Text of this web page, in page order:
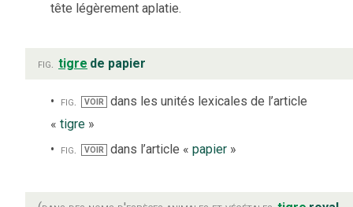
tête légèrement aplatie.
fig. tigre de papier
fig. VOIR dans les unités lexicales de l’article
« tigre »
fig.
VOIR dans l’article « papier»